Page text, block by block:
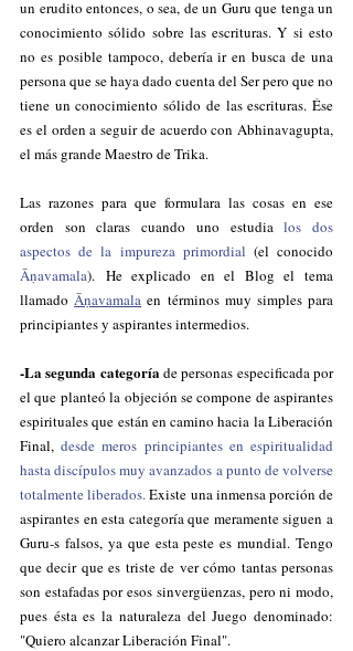
un erudito entonces, o sea, de un Guru que tenga un
conocimiento sólido sobre las escrituras. Y si esto
no es posible tampoco, debería ir en busca de una
persona que se haya dado cuenta del Ser pero que no
tiene un conocimiento sólido de las escrituras. Ése
es el orden a seguir de acuerdo con Abhinavagupta,
el más grande Maestro de Trika.
Las razones para que formulara las cosas en ese
orden son claras cuando uno estudia los dos
aspectos de la impureza primordial (el conocido
Āṇavamala). He explicado en el Blog el tema
llamado Āṇavamala en términos muy simples para
principiantes y aspirantes intermedios.
-La segunda categoría de personas especificada por
el que planteó la objeción se compone de aspirantes
espirituales que están en camino hacia la Liberación
Final, desde meros principiantes en espiritualidad
hasta discípulos muy avanzados a punto de volverse
totalmente liberados. Existe una inmensa porción de
aspirantes en esta categoría que meramente siguen a
Guru-s falsos, ya que esta peste es mundial. Tengo
que decir que es triste de ver cómo tantas personas
son estafadas por esos sinvergüenzas, pero ni modo,
pues ésta es la naturaleza del Juego denominado:
"Quiero alcanzar Liberación Final".